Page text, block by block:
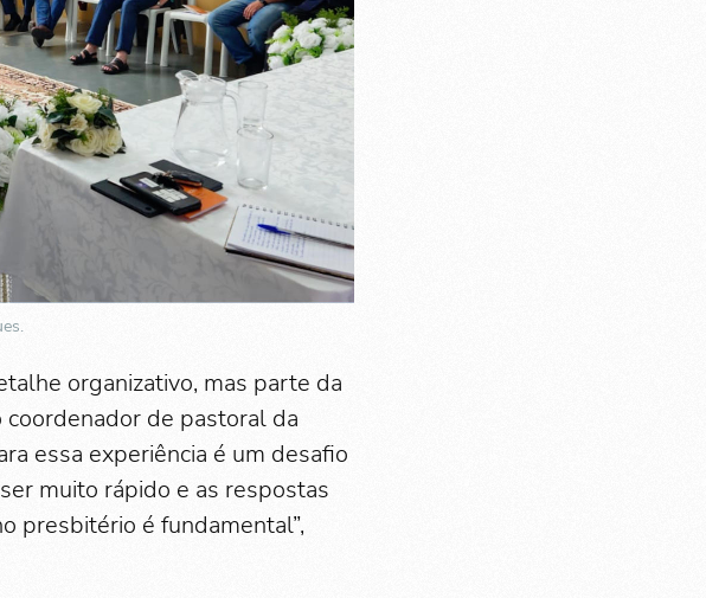
organizativo, mas parte da
coordenador de pastoral da
essa experiência é um desafio
muito rápido e as respostas
presbitério é fundamental”,